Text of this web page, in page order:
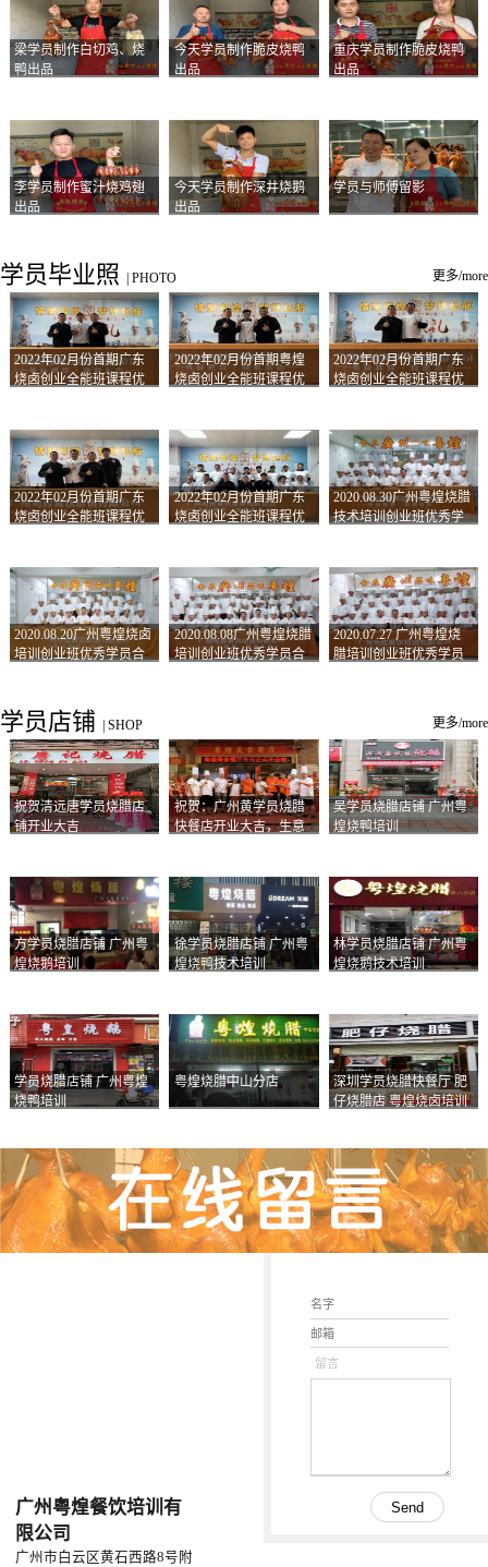
梁学员制作白切鸡、烧
鸭出品
今天学员制作脆皮烧鸭
出品
重庆学员制作脆皮烧鸭
出品
李学员制作蜜汁烧鸡翅
出品
今天学员制作深井烧鹅
出品
学员与师傅留影
学员毕业照 PHOTO 更多/more
2022年02月份首期广东
烧卤创业全能班课程优
2022年02月份首期粤煌
烧卤创业全能班课程优
2022年02月份首期广东
烧卤创业全能班课程优
2022年02月份首期广东
烧卤创业全能班课程优
2022年02月份首期广东
烧卤创业全能班课程优
2020.08.30广州粤煌烧腊
技术培训创业班优秀学
2020.08.20广州粤煌烧卤
培训创业班优秀学员合
2020.08.08广州粤煌烧腊
培训创业班优秀学员合
2020.07.27 广州粤煌烧
腊培训创业班优秀学员
学员店铺 SHOP 更多/more
祝贺清远唐学员烧腊店
铺开业大吉
祝贺：广州黄学员烧腊
快餐店开业大吉，生意
吴学员烧腊店铺 广州粤
煌烧鸭培训
方学员烧腊店铺 广州粤
煌烧鹅培训
徐学员烧腊店铺 广州粤
煌烧鸭技术培训
林学员烧腊店铺 广州粤
煌烧鹅技术培训
学员烧腊店铺 广州粤煌
烧鸭培训
粤煌烧腊中山分店
深圳学员烧腊快餐厅 肥
仔烧腊店 粤煌烧卤培训
广州粤煌餐饮培训有
限公司
广州市白云区黄石西路8号附
留言